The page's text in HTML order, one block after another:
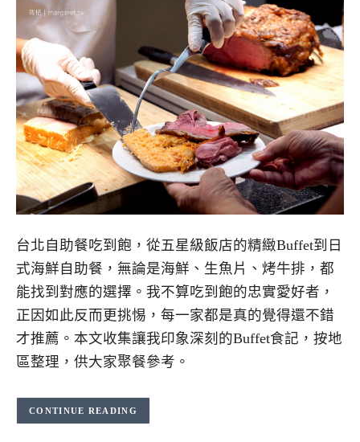
台北自助餐吃到飽，從五星級飯店的精緻Buffet到日
式海鮮自助餐，無論是海鮮、生魚片、烤牛排，都
能找到對應的選擇。我不算吃到飽的忠實愛好者，
正因如此反而更挑惕，每一家都是真的覺得還不錯
才推薦。本文收集讓我印象深刻的Buffet食記，按地
區整理，供大家聚餐參考。
CONTINUE READING